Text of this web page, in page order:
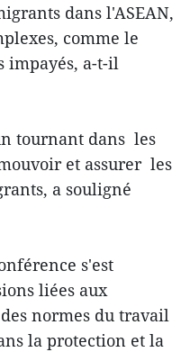
dans l'ASEAN,
comme le
impayés, a-t-il
tournant dans les
et assurer les
a souligné
s'est
liées aux
normes du travail
la protection et la